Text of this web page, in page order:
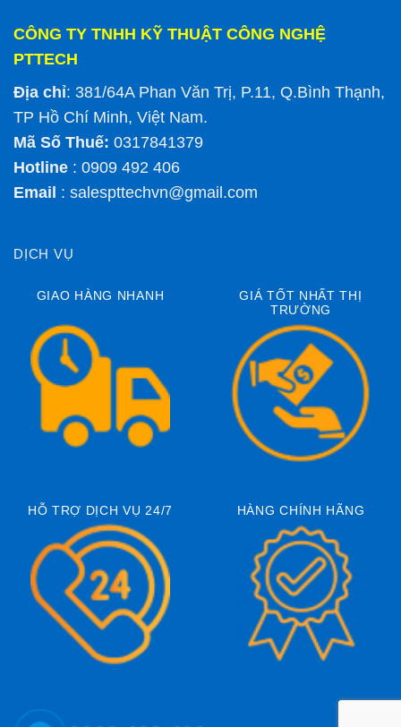
CÔNG TY TNHH KỸ THUẬT CÔNG NGHỆ
PTTECH
Địa chỉ: 381/64A Phan Văn Trị, P.11, Q.Bình Thạnh,
TP Hồ Chí Minh, Việt Nam.
Mã Số Thuế: 0317841379
Hotline : 0909 492 406
Email : salespttechvn@gmail.com
DỊCH VỤ
GIAO HÀNG NHANH
GIÁ TỐT NHẤT THỊ
TRƯỜNG
HỖ TRỢ DỊCH VỤ 24/7 HÀNG CHÍNH HÃNG